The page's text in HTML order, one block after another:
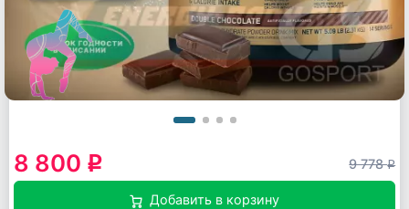
8 800 q 9 778q
Добавить в корзину